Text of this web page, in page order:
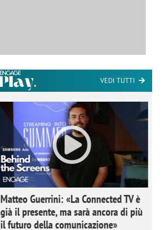
VEDI TUTTI
Matteo Guerrini: «La Connected TV è
già il presente, ma sarà ancora di più
il futuro della comunicazione»